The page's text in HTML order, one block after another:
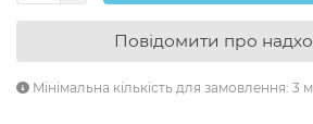
Повідомити про
Мінімальна кількість для замовлення: 3